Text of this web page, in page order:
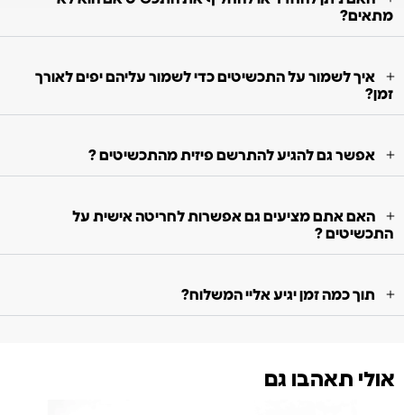
מתאים?
איך לשמור על התכשיטים כדי לשמור עליהם יפים לאורך
זמן?
אפשר גם להגיע להתרשם פיזית מהתכשיטים ?
האם אתם מציעים גם אפשרות לחריטה אישית על
התכשיטים ?
תוך כמה זמן יגיע אליי המשלוח?
אולי תאהבו גם